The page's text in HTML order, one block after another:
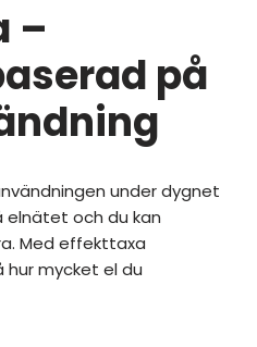
–
på
under dygnet
elnätet och du kan
Med effekttaxa
hur mycket el du